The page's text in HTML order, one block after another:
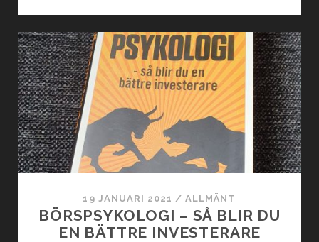
19 JANUARI 2021 /ALLMÄNT
BÖRSPSYKOLOGI – SÅ BLIR DU
EN BÄTTRE INVESTERARE